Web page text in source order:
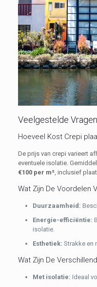
Veelgestelde
Hoeveel Kost Crepi
De prijs van crepi varieert
eventuele isolatie.
€100 per m², inclusief
Wat Zijn De Voordelen
Duurzaamheid:
Energie-efficiëntie:
isolatie.
Esthetiek: Strakke en
Wat Zijn De
Met isolatie: Ideaal